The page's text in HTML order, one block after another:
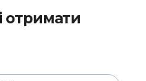
отримати